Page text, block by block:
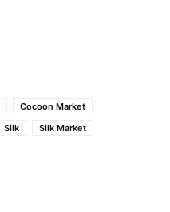
Cocoon Market
Silk Silk Market